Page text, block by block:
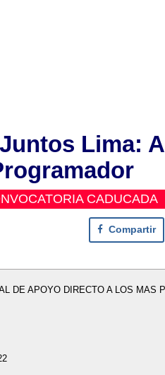
Lima:
CADUCADA
Compartir
DE APOYO DIRECTO A LOS MAS